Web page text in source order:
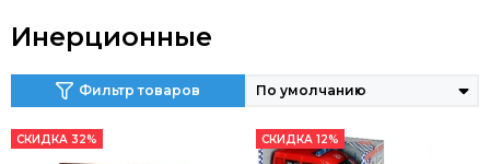
Инерционные
Фильтр товаров
СКИДКА 32% СКИДКА 12%